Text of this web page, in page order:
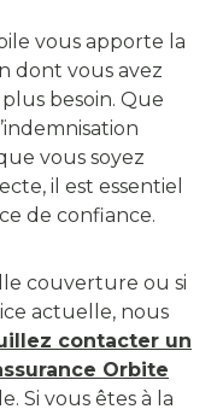
vous apporte la
dont vous avez
besoin. Que
vous soyez
il est essentiel
de confiance.
couverture ou si
actuelle, nous
contacter un
Orbite
Si vous êtes à la